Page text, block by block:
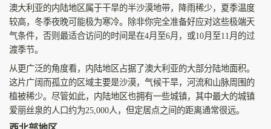
澳大利亚的内陆地区属于干旱的半沙漠地带，降雨稀少，夏季温度
较高，冬季夜晚可能极为寒冷。除非你完全准备好应对这些极端天
气条件，否则最适合访问的时间是在4月至6月，或10月至11月的过
渡季节。
从更广泛的角度看，内陆地区占据了澳大利亚的大部分陆地面积。
这片广阔而孤立的区域主要是沙漠，气候干旱，河流和山脉周围的
植被稀少。尽管如此，内陆地区也拥有一些城镇，其中最大的城镇
爱丽丝泉的人口约为25,000人，但定居点之间的距离通常很远。